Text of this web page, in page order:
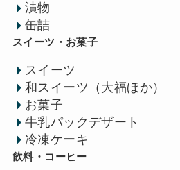
漬物
缶詰
スイーツ・お菓子
スイーツ
和スイーツ（大福ほか）
お菓子
牛乳パックデザート
冷凍ケーキ
飲料・コーヒー